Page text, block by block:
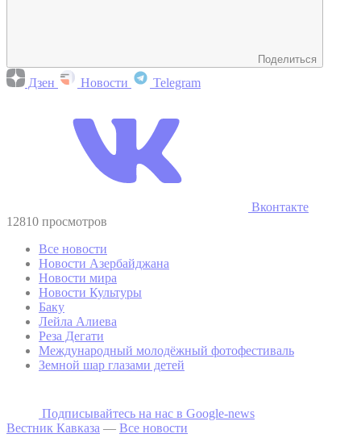
Поделиться
Дзен Новости Telegram
Вконтакте
12810 просмотров
Все новости
Новости Азербайджана
Новости мира
Новости Культуры
Баку
Лейла Алиева
Реза Дегати
Международный молодёжный фотофестиваль
Земной шар глазами детей
Подписывайтесь на наc в Google-news
Вестник Кавказа — Все новости